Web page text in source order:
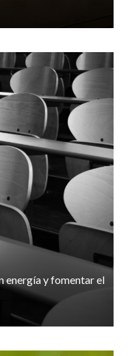
energía y fomentar el